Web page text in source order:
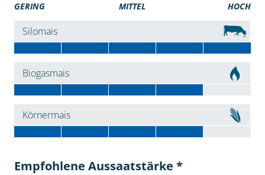
GERING MITTEL HOCH
Silomais
Biogasmais
Körnermais
Empfohlene Aussaatstärke *